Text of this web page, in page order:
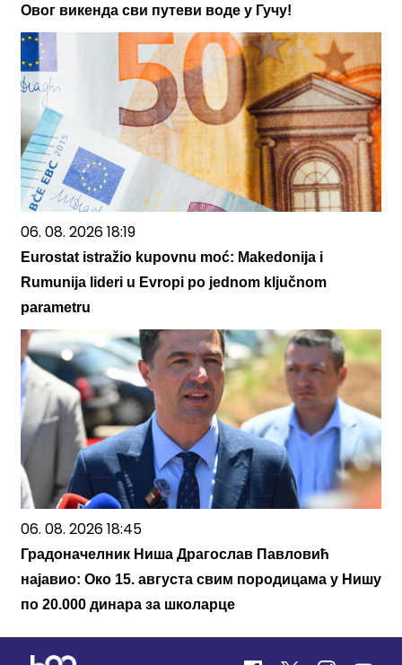
Овог викенда сви путеви воде у Гучу!
06. 08. 2026 18:19
Eurostat istražio kupovnu moć: Makedonija i
Rumunija lideri u Evropi po jednom ključnom
parametru
06. 08. 2026 18:45
Градоначелник Ниша Драгослав Павловић
најавио: Око 15. августа свим породицама у Нишу
по 20.000 динара за школарце